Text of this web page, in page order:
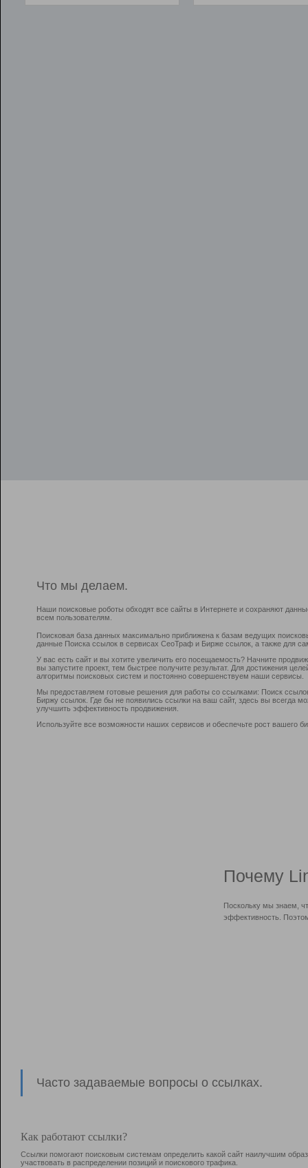
Что мы делаем.
Наши поисковые роботы обходят все сайты в Интернете и сохраняют
всем пользователям.
Поисковая база данных максимально приближена к базам ведущих
данные Поиска ссылок в сервисах СеоТраф и Бирже ссылок, а также для
У вас есть сайт и вы хотите увеличить его посещаемость? Начните
вы запустите проект, тем быстрее получите результат. Для достижения
алгоритмы поисковых систем и постоянно совершенствуем наши сервисы.
Мы предоставляем готовые решения для работы со ссылками: Поиск
Биржу ссылок. Где бы не появились ссылки на ваш сайт, здесь вы всегда
улучшить эффективность продвижения.
Используйте все возможности наших сервисов и обеспечьте рост вашего
Почему
Поскольку мы знаем,
эффективность.
Часто задаваемые вопросы о ссылках.
Как работают ссылки?
Ссылки помогают поисковым системам определить какой сайт наилучшим
участвовать в раcпределении позиций и поискового трафика.